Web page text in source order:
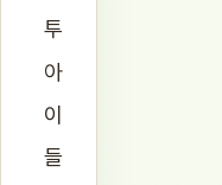
투
아
이
들